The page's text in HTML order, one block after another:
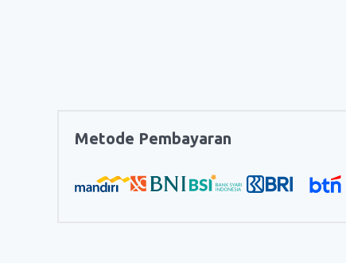
Metode Pembayaran